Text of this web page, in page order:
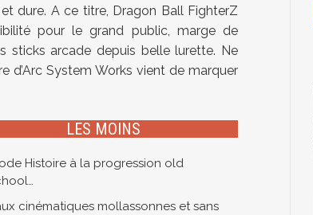
dure. A ce titre, Dragon Ball FighterZ
pour le grand public, marge de
sticks arcade depuis belle lurette. Ne
d’Arc System Works vient de marquer
LES MOINS
Histoire à la progression old
cinématiques mollassonnes et sans